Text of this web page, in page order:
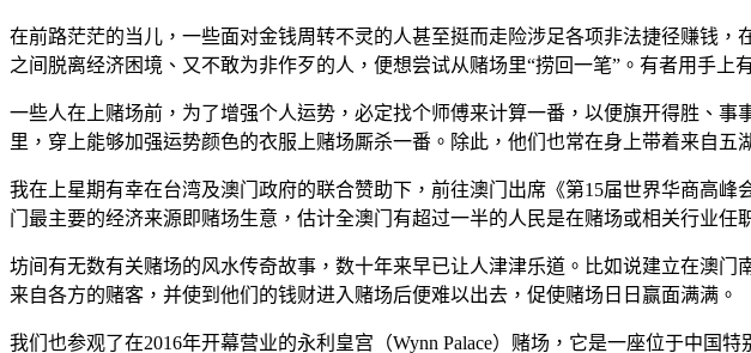
在前路茫茫的当儿，一些面对金钱周转不灵的人甚至挺而走险涉足各项非法捷径赚钱
之间脱离经济困境、又不敢为非作歹的人，便想尝试从赌场里“捞回一笔”。有者用手
一些人在上赌场前，为了增强个人运势，必定找个师傅来计算一番，以便旗开得胜、
里，穿上能够加强运势颜色的衣服上赌场厮杀一番。除此，他们也常在身上带着来自
我在上星期有幸在台湾及澳门政府的联合赞助下，前往澳门出席《第15届世界华商高
门最主要的经济来源即赌场生意，估计全澳门有超过一半的人民是在赌场或相关行业任
坊间有无数有关赌场的风水传奇故事，数十年来早已让人津津乐道。比如说建立在澳
来自各方的赌客，并使到他们的钱财进入赌场后便难以出去，促使赌场日日赢面满满。
我们也参观了在2016年开幕营业的永利皇宫（Wynn Palace）赌场，它是一座位于中国